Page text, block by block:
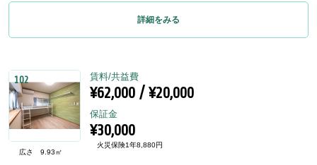
詳細をみる
102
広さ 9.93㎡
賃料/共益費
¥62,000 / ¥20,000
保証金
¥30,000
火災保険1年8,880円